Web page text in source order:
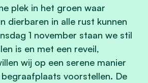
plek in het groen waar
dierbaren in alle rust kunnen
1 november staan we stil
is en met een reveil,
wij op een serene manier
voorstellen. De